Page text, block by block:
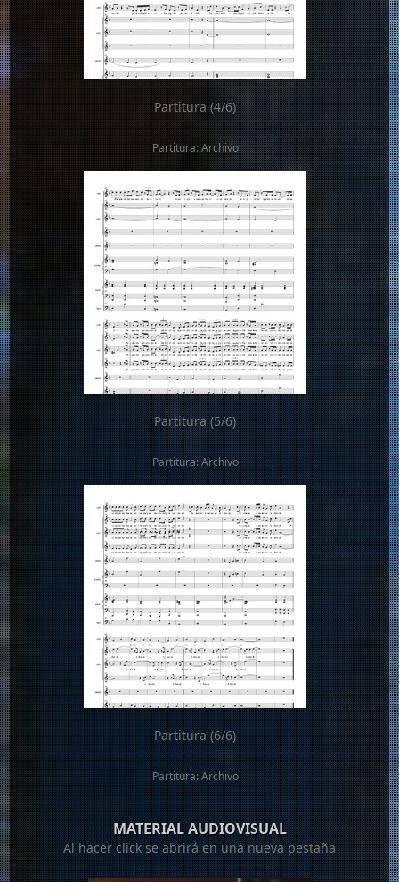
Partitura (4/6)
Partitura: Archivo
Partitura (5/6)
Partitura: Archivo
Partitura (6/6)
Partitura: Archivo
MATERIAL AUDIOVISUAL
Al hacer click se abrirá en una nueva pestaña